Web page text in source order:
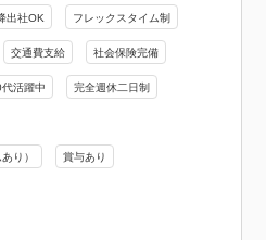
出社OK フレックスタイム制
交通費支給 社会保険完備
活躍中 完全週休二日制
り） 賞与あり